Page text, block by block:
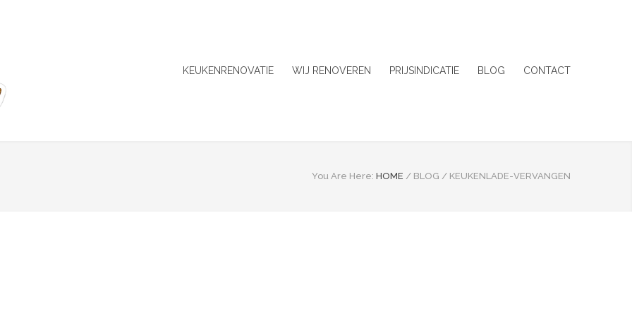
KEUKENRENOVATIE WIJ RENOVEREN PRIJSINDICATIE BLOG CONTACT
You Are Here: HOME / BLOG / KEUKENLADE-VERVANGEN